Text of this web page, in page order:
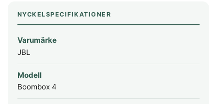
NYCKELSPECIFIKATIONER
Varumärke
JBL
Modell
Boombox 4